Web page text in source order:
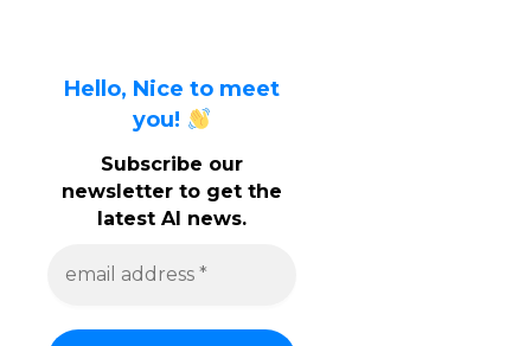
Hello, Nice to meet
you!
Subscribe our
newsletter to get the
latest AI news.